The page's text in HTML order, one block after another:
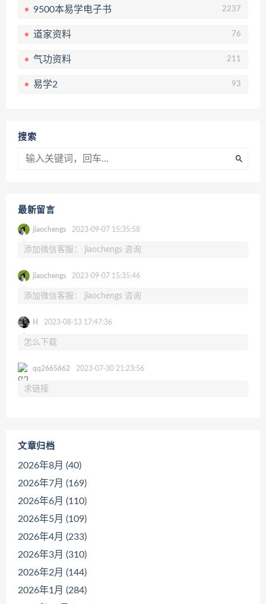
9500本易学电子书 2237
道家资料 76
气功资料 211
易学2 93
搜索
最新留言
jiaochengs 2023-09-07 15:35:58
添加微信客服： jiaochengs 咨询
jiaochengs 2023-09-07 15:35:46
添加微信客服： jiaochengs 咨询
H 2023-08-13 17:47:36
怎么下载
qq2665662 2023-07-30 21:23:56
求链接
文章归档
2026年8月 (40)
2026年7月 (169)
2026年6月 (110)
2026年5月 (109)
2026年4月 (233)
2026年3月 (310)
2026年2月 (144)
2026年1月 (284)